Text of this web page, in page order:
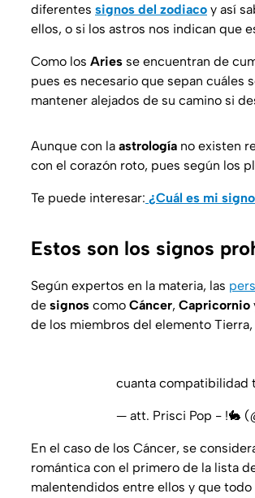
diferentes signos del zodiaco y así
ellos, o si los astros nos indican que
Como los Aries se encuentran de
pues es necesario que sepan cuáles
mantener alejados de su camino si
Aunque con la astrología no existen
con el corazón roto, pues según los
Te puede interesar: ¿Cuál es mi
Estos son los signos
Según expertos en la materia, las
de signos como Cáncer, Capricornio
de los miembros del elemento
cuanta compatibilidad
— att. Prisci Pop - !🐇
En el caso de los Cáncer, se
romántica con el primero de la lista
malentendidos entre ellos y que